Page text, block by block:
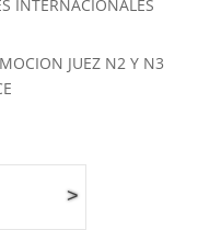
INTERNACIONALES
JUEZ N2 Y N3
>